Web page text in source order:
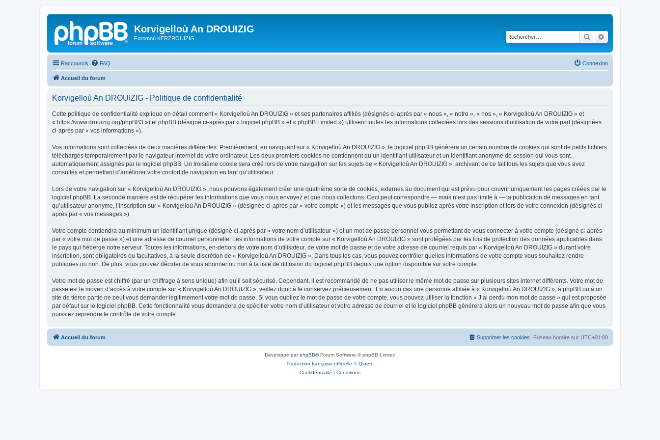
Korvigelloù An DROUIZIG
Foromoù KERZROUIZIG Rechercher
Raccourcis FAQ Connexion
Accueil du forum
Korvigelloù An DROUIZIG - Politique de confidentialité
Cette politique de confidentialité explique en détail comment « Korvigelloù An DROUIZIG » et ses partenaires affiliés (désignés ci-après par « nous », « notre », « nos », « Korvigelloù An DROUIZIG » et
« https://www.drouizig.org/phpBB3 ») et phpBB (désigné ci-après par « logiciel phpBB » et « phpBB Limited ») utilisent toutes les informations collectées lors des sessions d’utilisation de votre part (désignées
ci-après par « vos informations »).
Vos informations sont collectées de deux manières différentes. Premièrement, en naviguant sur « Korvigelloù An DROUIZIG », le logiciel phpBB génèrera un certain nombre de cookies qui sont de petits fichiers
téléchargés temporairement par le navigateur internet de votre ordinateur. Les deux premiers cookies ne contiennent qu’un identifiant utilisateur et un identifiant anonyme de session qui vous sont
automatiquement assignés par le logiciel phpBB. Un troisième cookie sera créé lors de votre navigation sur les sujets de « Korvigelloù An DROUIZIG », archivant de ce fait tous les sujets que vous avez
consultés et permettant d’améliorer votre confort de navigation en tant qu’utilisateur.
Lors de votre navigation sur « Korvigelloù An DROUIZIG », nous pouvons également créer une quatrième sorte de cookies, externes au document qui est prévu pour couvrir uniquement les pages créées par le
logiciel phpBB. La seconde manière est de récupérer les informations que vous nous envoyez et que nous collectons. Ceci peut correspondre — mais n’est pas limité à — la publication de messages en tant
qu’utilisateur anonyme, l’inscription sur « Korvigelloù An DROUIZIG » (désignée ci-après par « votre compte ») et les messages que vous publiez après votre inscription et lors de votre connexion (désignés ci-
après par « vos messages »).
Votre compte contiendra au minimum un identifiant unique (désigné ci-après par « votre nom d’utilisateur ») et un mot de passe personnel vous permettant de vous connecter à votre compte (désigné ci-après
par « votre mot de passe ») et une adresse de courriel personnelle. Les informations de votre compte sur « Korvigelloù An DROUIZIG » sont protégées par les lois de protection des données applicables dans
le pays qui héberge notre serveur. Toutes les informations, en-dehors de votre nom d’utilisateur, de votre mot de passe et de votre adresse de courriel requis par « Korvigelloù An DROUIZIG » durant votre
inscription, sont obligatoires ou facultatives, à la seule discrétion de « Korvigelloù An DROUIZIG ». Dans tous les cas, vous pouvez contrôler quelles informations de votre compte vous souhaitez rendre
publiques ou non. De plus, vous pouvez décider de vous abonner ou non à la liste de diffusion du logiciel phpBB depuis une option disponible sur votre compte.
Votre mot de passe est chiffré (par un chiffrage à sens unique) afin qu’il soit sécurisé. Cependant, il est recommandé de ne pas utiliser le même mot de passe sur plusieurs sites internet différents. Votre mot de
passe est le moyen d’accès à votre compte sur « Korvigelloù An DROUIZIG », veillez donc à le conservez précieusement. En aucun cas une personne affiliée à « Korvigelloù An DROUIZIG », à phpBB ou à un
site de tierce partie ne peut vous demander légitimement votre mot de passe. Si vous oubliez le mot de passe de votre compte, vous pouvez utiliser la fonction « J’ai perdu mon mot de passe » qui est proposée
par défaut sur le logiciel phpBB. Cette fonctionnalité vous demandera de spécifier votre nom d’utilisateur et votre adresse de courriel et le logiciel phpBB générera alors un nouveau mot de passe afin que vous
puissiez reprendre le contrôle de votre compte.
Accueil du forum Fuseau horaire sur UTC+01:00
Supprimer les cookies
Développé parphpBB® Forum Software © phpBB Limited
Traduction française officielle ©Qiaeru
Confidentialité | Conditions